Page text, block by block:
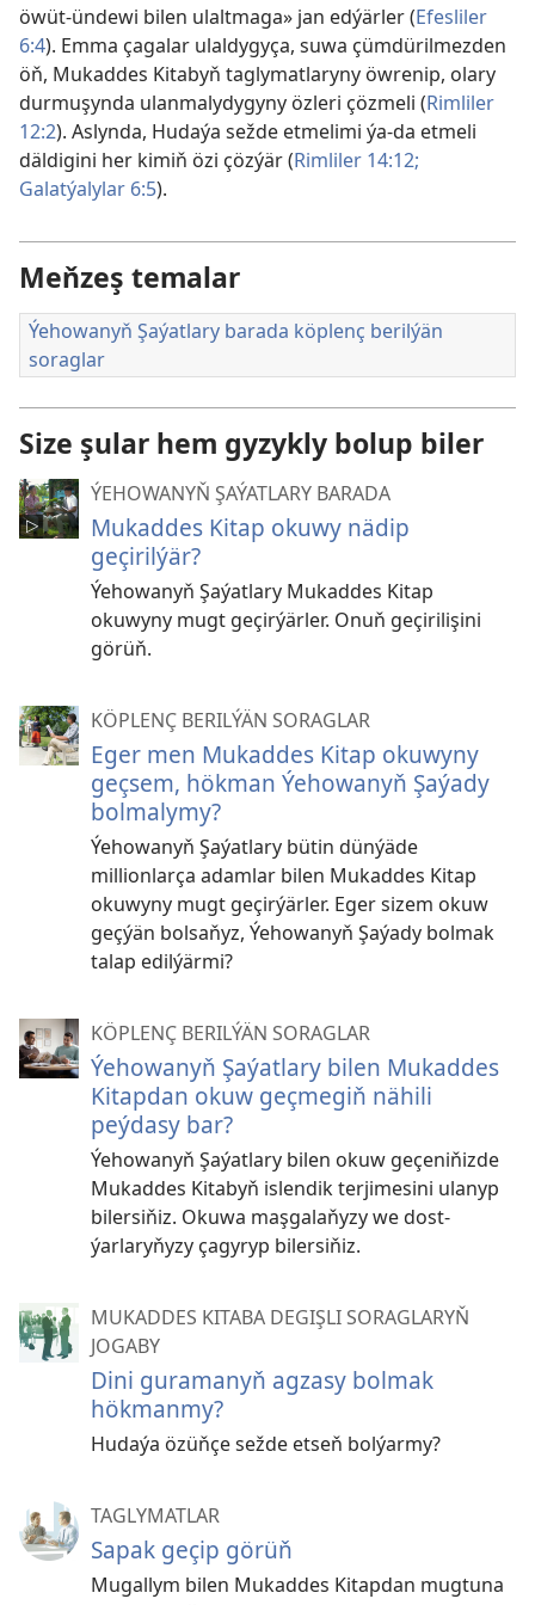
öwüt-ündewi bilen ulaltmaga» jan edýärler (Efesliler
6:4). Emma çagalar ulaldygyça, suwa çümdürilmezden
öň, Mukaddes Kitabyň taglymatlaryny öwrenip, olary
durmuşynda ulanmalydygyny özleri çözmeli (Rimliler
12:2). Aslynda, Hudaýa sežde etmelimi ýa-da etmeli
däldigini her kimiň özi çözýär (Rimliler 14:12;
Galatýalylar 6:5).
Meňzeş temalar
Ýehowanyň Şaýatlary barada köplenç berilýän
soraglar
Size şular hem gyzykly bolup biler
ÝEHOWANYŇ ŞAÝATLARY BARADA
Mukaddes Kitap okuwy nädip
geçirilýär?
Ýehowanyň Şaýatlary Mukaddes Kitap
okuwyny mugt geçirýärler. Onuň geçirilişini
görüň.
KÖPLENÇ BERILÝÄN SORAGLAR
Eger men Mukaddes Kitap okuwyny
geçsem, hökman Ýehowanyň Şaýady
bolmalymy?
Ýehowanyň Şaýatlary bütin dünýäde
millionlarça adamlar bilen Mukaddes Kitap
okuwyny mugt geçirýärler. Eger sizem okuw
geçýän bolsaňyz, Ýehowanyň Şaýady bolmak
talap edilýärmi?
KÖPLENÇ BERILÝÄN SORAGLAR
Ýehowanyň Şaýatlary bilen Mukaddes
Kitapdan okuw geçmegiň nähili
peýdasy bar?
Ýehowanyň Şaýatlary bilen okuw geçeniňizde
Mukaddes Kitabyň islendik terjimesini ulanyp
bilersiňiz. Okuwa maşgalaňyzy we dost-
ýarlaryňyzy çagyryp bilersiňiz.
MUKADDES KITABA DEGIŞLI SORAGLARYŇ
JOGABY
Dini guramanyň agzasy bolmak
hökmanmy?
Hudaýa özüňçe sežde etseň bolýarmy?
TAGLYMATLAR
Sapak geçip görüň
Mugallym bilen Mukaddes Kitapdan mugtuna